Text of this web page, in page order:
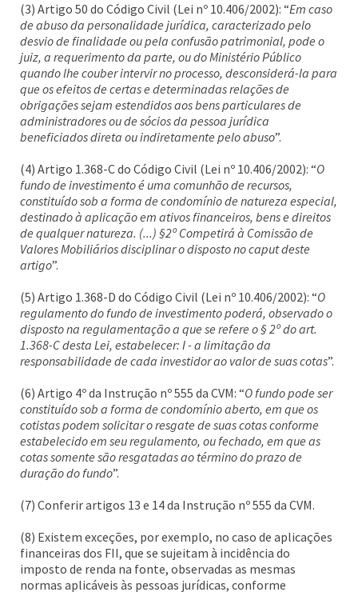
(3) Artigo 50 do Código Civil (Lei nº 10.406/2002): “Em caso
de abuso da personalidade jurídica, caracterizado pelo
desvio de finalidade ou pela confusão patrimonial, pode o
juiz, a requerimento da parte, ou do Ministério Público
quando lhe couber intervir no processo, desconsiderá-la para
que os efeitos de certas e determinadas relações de
obrigações sejam estendidos aos bens particulares de
administradores ou de sócios da pessoa jurídica
beneficiados direta ou indiretamente pelo abuso”.
(4) Artigo 1.368-C do Código Civil (Lei nº 10.406/2002): “O
fundo de investimento é uma comunhão de recursos,
constituído sob a forma de condomínio de natureza especial,
destinado à aplicação em ativos financeiros, bens e direitos
de qualquer natureza. (...) §2º Competirá à Comissão de
Valores Mobiliários disciplinar o disposto no caput deste
artigo”.
(5) Artigo 1.368-D do Código Civil (Lei nº 10.406/2002): “O
regulamento do fundo de investimento poderá, observado o
disposto na regulamentação a que se refere o § 2º do art.
1.368-C desta Lei, estabelecer: I - a limitação da
responsabilidade de cada investidor ao valor de suas cotas”.
(6) Artigo 4º da Instrução nº 555 da CVM: “O fundo pode ser
constituído sob a forma de condomínio aberto, em que os
cotistas podem solicitar o resgate de suas cotas conforme
estabelecido em seu regulamento, ou fechado, em que as
cotas somente são resgatadas ao término do prazo de
duração do fundo”.
(7) Conferir artigos 13 e 14 da Instrução nº 555 da CVM.
(8) Existem exceções, por exemplo, no caso de aplicações
financeiras dos FII, que se sujeitam à incidência do
imposto de renda na fonte, observadas as mesmas
normas aplicáveis às pessoas jurídicas, conforme